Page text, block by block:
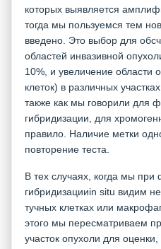
которых выявляется
тогда мы пользуемся тем
введено. Это выбор для
областей инвазивной
10%, и увеличение области
клеток) в различных
также как мы говорили для
гибридизации, для
правило. Наличие метки
повторение теста.
В тех случаях, когда мы
гибридизацииin situ видим
тучных клетках или
этого мы пересматриваем
участок опухоли для